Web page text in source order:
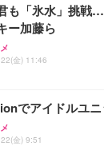
しゃれ パソコンチ
オフィスチェア
通気性 ランバーサポ
階昇降 360度回転
24.5inch/280Hz/
Gaming Monitor
ー QD 24.5インチ
スオーヤマ ペットシ
200枚入【
も「氷水」挑戦
ー加藤ら
金) 11:46
でアイドルユニ
金) 9:51